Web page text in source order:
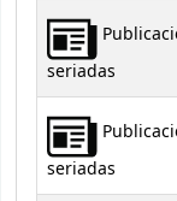
seriadas
seriadas